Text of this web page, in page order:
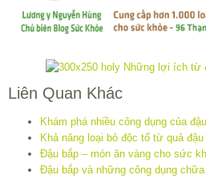
Liên Quan Khác
Khám phá nhiều công dụng của
Khả năng loại bỏ độc tố từ quả đậu
Đậu bắp – món ăn vàng cho sức
Đậu bắp và những công dụng chữa